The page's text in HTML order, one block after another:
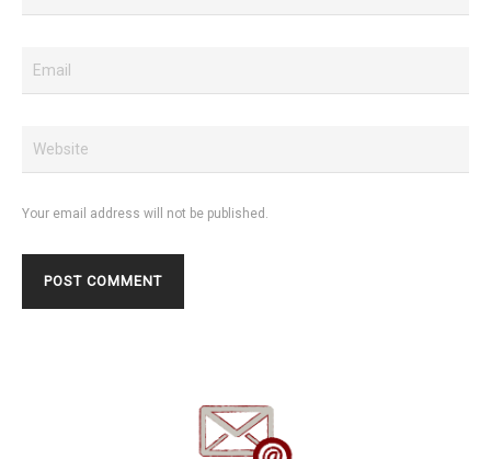
Your email address will not be published.